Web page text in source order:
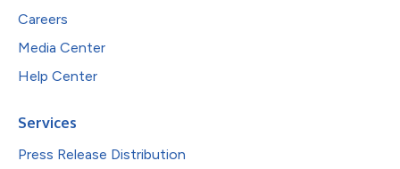
Careers
Media Center
Help Center
Services
Press Release Distribution